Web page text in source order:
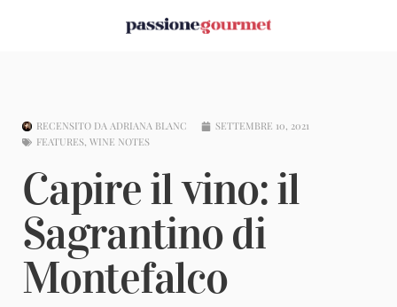
RECENSITO DA ADRIANA BLANC
SETTEMBRE 10, 2021
FEATURES, WINE NOTES
Capire il vino: il
Sagrantino di
Montefalco